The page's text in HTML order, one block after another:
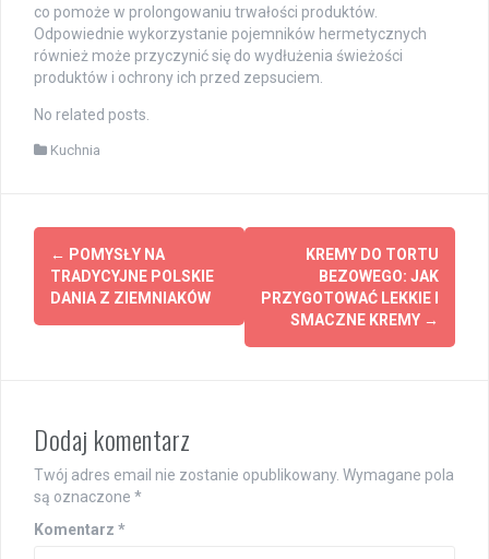
co pomoże w prolongowaniu trwałości produktów.
Odpowiednie wykorzystanie pojemników hermetycznych
również może przyczynić się do wydłużenia świeżości
produktów i ochrony ich przed zepsuciem.
No related posts.
Kuchnia
Post
navigation
← POMYSŁY NA
TRADYCYJNE POLSKIE
DANIA Z ZIEMNIAKÓW
KREMY DO TORTU
BEZOWEGO: JAK
PRZYGOTOWAĆ LEKKIE I
SMACZNE KREMY →
Dodaj komentarz
Twój adres email nie zostanie opublikowany. Wymagane pola
są oznaczone *
Komentarz *